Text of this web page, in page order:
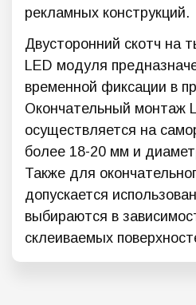
рекламных конструкций.
Двусторонний скотч на
LED модуля
временной фиксации в
Окончательный монтаж
осуществляется на
более 18-20 мм и
Также для
допускается
выбираются в
склеиваемых